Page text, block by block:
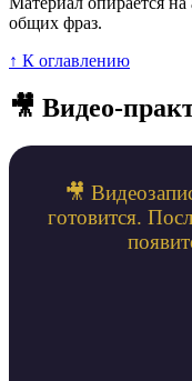
общих фраз.
↑ К оглавлению
🎥 Видео-
🎥
готовится.